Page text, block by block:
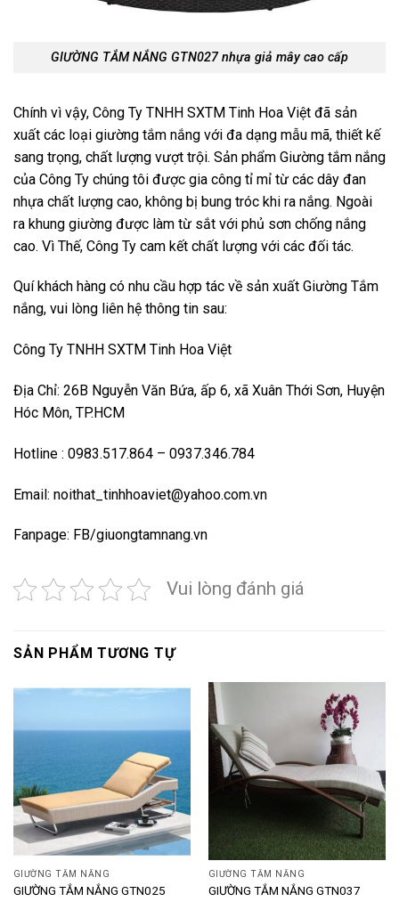
GIƯỜNG TẮM NẮNG GTN027 nhựa giả mây cao cấp
Chính vì vậy, Công Ty TNHH SXTM Tinh Hoa Việt đã sản
xuất các loại giường tắm nắng với đa dạng mẫu mã, thiết kế
sang trọng, chất lượng vượt trội. Sản phẩm Giường tắm nắng
của Công Ty chúng tôi được gia công tỉ mỉ từ các dây đan
nhựa chất lượng cao, không bị bung tróc khi ra nắng. Ngoài
ra khung giường được làm từ sắt với phủ sơn chống nắng
cao. Vì Thế, Công Ty cam kết chất lượng với các đối tác.
Quí khách hàng có nhu cầu hợp tác về sản xuất Giường Tắm
nắng, vui lòng liên hệ thông tin sau:
Công Ty TNHH SXTM Tinh Hoa Việt
Địa Chỉ: 26B Nguyễn Văn Bứa, ấp 6, xã Xuân Thới Sơn, Huyện
Hóc Môn, TP.HCM
Hotline : 0983.517.864 – 0937.346.784
Email: noithat_tinhhoaviet@yahoo.com.vn
Fanpage: FB/giuongtamnang.vn
Vui lòng đánh giá
SẢN PHẨM TƯƠNG TỰ
GIƯỜNG TẮM NẮNG
GIƯỜNG TẮM NẮNG GTN025
GIƯỜNG TẮM NẮNG
GIƯỜNG TẮM NẮNG GTN037